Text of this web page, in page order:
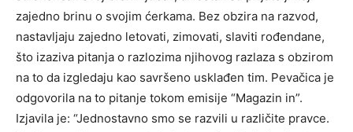
zajedno brinu o svojim ćerkama. Bez obzira na razvod,
nastavljaju zajedno letovati, zimovati, slaviti rođendane,
što izaziva pitanja o razlozima njihovog razlaza s obzirom
na to da izgledaju kao savršeno usklađen tim. Pevačica je
odgovorila na to pitanje tokom emisije “Magazin in”.
Izjavila je: “Jednostavno smo se razvili u različite pravce.